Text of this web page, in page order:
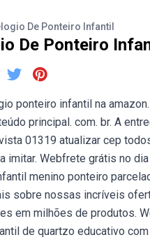
De Ponteiro Infantil
De Ponteiro
ponteiro infantil na
principal. com. br. A
01319 atualizar cep
imitar. Webfrete grátis no
menino ponteiro
sobre nossas incríveis
em milhões de produtos.
de quartzo educativo